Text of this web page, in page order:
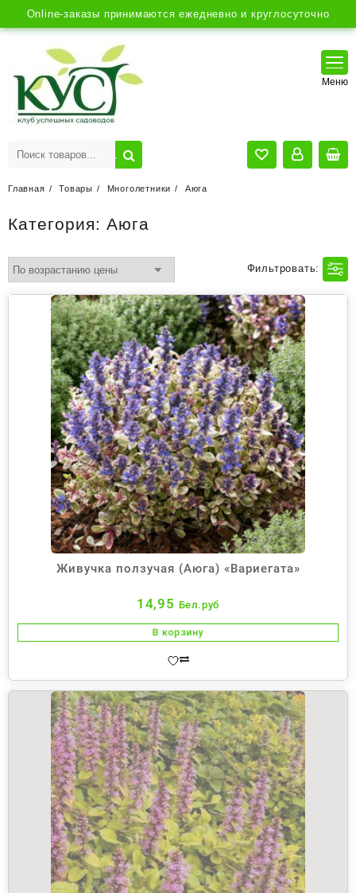
Online-заказы принимаются ежедневно и круглосуточно
Категория: Аюга
Главная Товары Многолетники Аюга
Фильтровать:
Живучка ползучая (Аюга) «Вариегата»
14,95 Бел.руб
В корзину